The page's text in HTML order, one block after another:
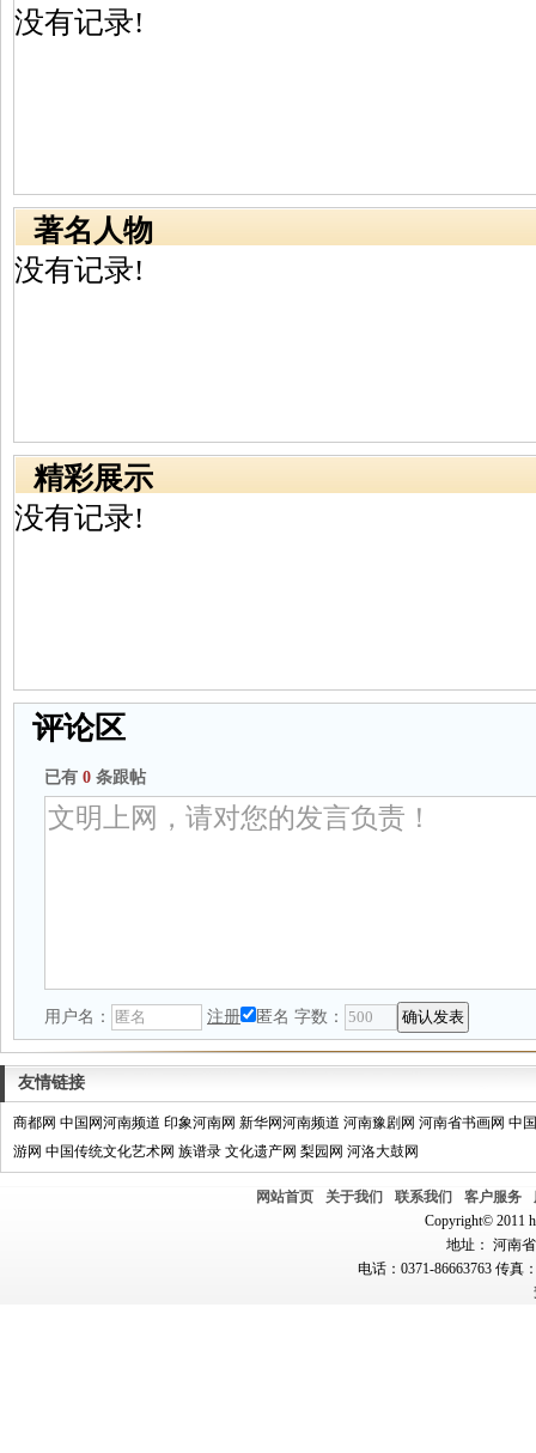
没有记录!
著名人物
没有记录!
精彩展示
没有记录!
评论区
已有 0 条跟帖
用户名： 注册 匿名 字数：
友情链接
商都网 中国网河南频道 印象河南网 新华网河南频道 河南豫剧网 河南省书画网 中
游网 中国传统文化艺术网 族谱录 文化遗产网 梨园网 河洛大鼓网
网站首页 关于我们 联系我们 客户服务
Copyright© 2011
地址： 河南
电话：0371-86663763 传真